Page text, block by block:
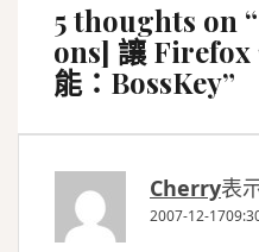
5 thoughts on “
ons] 讓 Firefox
能：BossKey”
Cherry表
2007-12-